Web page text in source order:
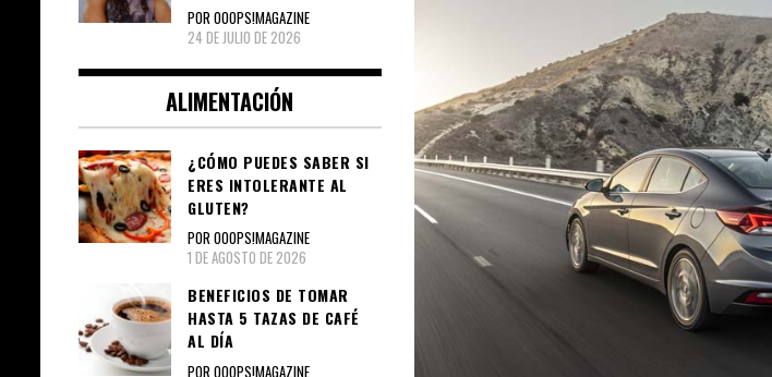
POR OOOPS!MAGAZINE
24 DE JULIO DE 2026
ALIMENTACIÓN
¿CÓMO PUEDES SABER SI
ERES INTOLERANTE AL
GLUTEN?
POR OOOPS!MAGAZINE
1 DE AGOSTO DE 2026
BENEFICIOS DE TOMAR
HASTA 5 TAZAS DE CAFÉ
AL DÍA
POR OOOPS!MAGAZINE